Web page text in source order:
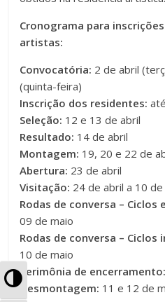
A
Cronograma para
artistas:
Convocatória: 2 de abril
(quinta-feira)
Inscrição dos residentes:
Seleção: 12 e 13 de abril
Resultado: 14 de abril
Montagem: 19, 20 e 22 de
Abertura: 23 de abril
Visitação: 24 de abril a 10 de
Rodas de conversa – Ciclos
09 de maio
Rodas de conversa – Ciclos
10 de maio
Cerimônia de encerramento:
Desmontagem: 11 e 12 de